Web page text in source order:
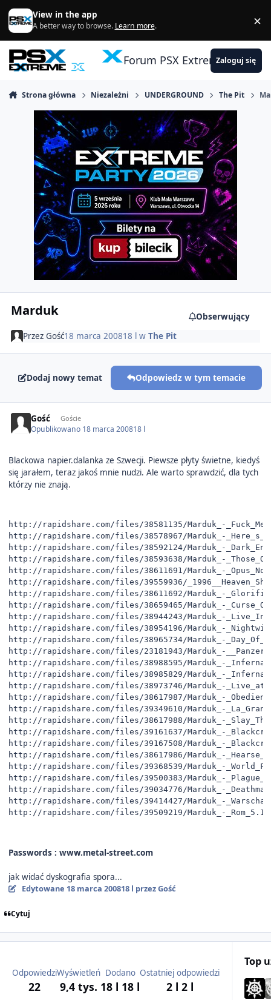
Skocz do zawartości
View in the app
A better way to browse. Learn more. ×
Forum PSX ExtremeZaloguj się
Strona główna Niezależni UNDERGROUND The Pit
Marduk
Obserwujący
Przez Gość18 marca 200818 l w The Pit
Dodaj nowy temat Odpowiedz w tym temacie
Gość Goście
Opublikowano 18 marca 200818 l
Blackowa napier.dalanka ze Szwecji. Piewsze płyty świetne, kiedyś
się jarałem, teraz jakoś mnie nudzi. Ale warto sprawdzić, dla tych
którzy nie znają.
http://rapidshare.com/files/38581135/Marduk_-
http://rapidshare.com/files/38578967/Marduk_-
http://rapidshare.com/files/38592124/Marduk_-
http://rapidshare.com/files/38593638/Marduk_-
http://rapidshare.com/files/38611691/Marduk_-
http://rapidshare.com/files/39559936/
http://rapidshare.com/files/38611692/Marduk_-
http://rapidshare.com/files/38659465/Marduk_-
http://rapidshare.com/files/38944243/Marduk_-
http://rapidshare.com/files/38954196/Marduk_-
http://rapidshare.com/files/38965734/Marduk_-
http://rapidshare.com/files/23181943/Marduk_-
http://rapidshare.com/files/38988595/Marduk_-
http://rapidshare.com/files/38985829/Marduk_-
http://rapidshare.com/files/38973746/Marduk_-
http://rapidshare.com/files/38617987/Marduk_-
http://rapidshare.com/files/39349610/Marduk_-
http://rapidshare.com/files/38617988/Marduk_-
http://rapidshare.com/files/39161637/Marduk_-
http://rapidshare.com/files/39167508/Marduk_-
http://rapidshare.com/files/38617986/Marduk_-
http://rapidshare.com/files/39368539/Marduk_-
http://rapidshare.com/files/39500383/Marduk_-
http://rapidshare.com/files/39034776/Marduk_-
http://rapidshare.com/files/39414427/Marduk_-
http://rapidshare.com/files/39509219/Marduk_-
Passwords : www.metal-street.com
jak widać dyskografia spora...
Edytowane 18 marca 200818 l przez Gość
Cytuj
Odpowiedzi
22
Wyświetleń
9,4 tys.
Dodano
18 l 18 l
Ostatniej odpowiedzi
2 l 2 l
Top